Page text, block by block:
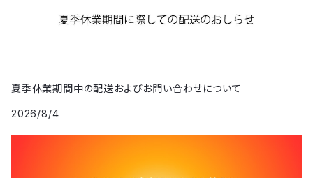
夏季休業期間中の配送およびお問い合わせについて
2026/8/4